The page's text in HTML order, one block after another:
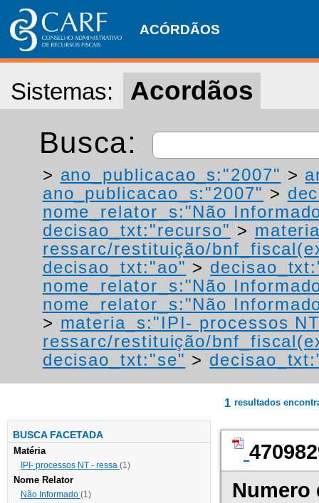
ACÓRDÃOS
Sistemas: Acordãos
Busca:
> ano_publicacao_s:"2007" >
ano_publicacao_s:"2007" >
nome_relator_s:"Não
decisao_txt:"recurso" >
ressarc/restituição/
decisao_txt:"ao" >
nome_relator_s:"Não
nome_relator_s:"Não
> materia_s:"IPI- processos
ressarc/restituição/
decisao_txt:"se" >
BUSCA FACETADA
Matéria
IPI- processos NT - ressa (1)
Nome Relator
Não Informado (1)
1 resultados
Numero